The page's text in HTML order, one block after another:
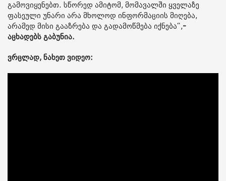
გამოვიყენებთ. სწორედ ამიტომ, მომავალში ყველაზე
ფასეული უნარი არა მხოლოდ ინფორმაციის მიღება,
არამედ მისი გააზრება და გადამოწმება იქნება“,-
აცხადებს გაბუნია.
ვრცლად, ნახეთ ვიდეო: